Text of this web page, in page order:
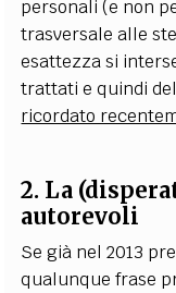
personali (e non
trasversale alle
esattezza si
trattati e quindi
ricordato
2. La
autorevoli
Se già nel 2013
qualunque frase